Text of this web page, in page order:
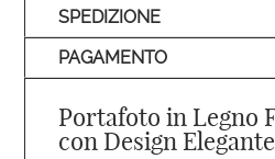
SPEDIZIONE
PAGAMENTO
Portafoto in Legno
con Design Elegante